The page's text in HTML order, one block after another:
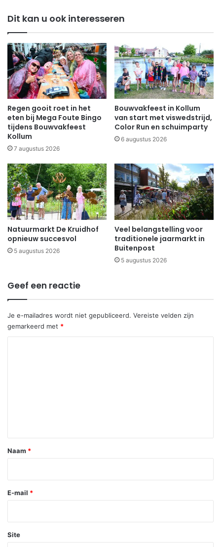
Dit kan u ook interesseren
Regen gooit roet in het
eten bij Mega Foute Bingo
tijdens Bouwvakfeest
Kollum
7 augustus 2026
Bouwvakfeest in Kollum
van start met viswedstrijd,
Color Run en schuimparty
6 augustus 2026
Natuurmarkt De Kruidhof
opnieuw succesvol
5 augustus 2026
Veel belangstelling voor
traditionele jaarmarkt in
Buitenpost
5 augustus 2026
Geef een reactie
Je e-mailadres wordt niet gepubliceerd. Vereiste velden zijn
gemarkeerd met *
*
Naam *
E-mail *
Site